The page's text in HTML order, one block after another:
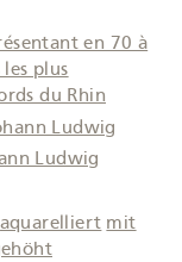
en 70 à
plus
du Rhin
Ludwig
Ludwig
aquarelliert mit